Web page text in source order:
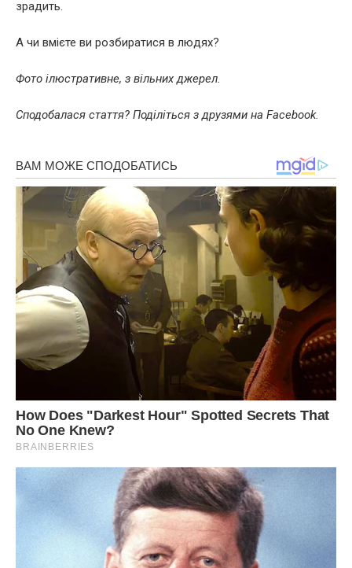
зрадить.
А чи вмієте ви розбиратися в людях?
Фото ілюстративне, з вільних джерел.
Сподобалася стаття? Поділіться з друзями на Facebook.